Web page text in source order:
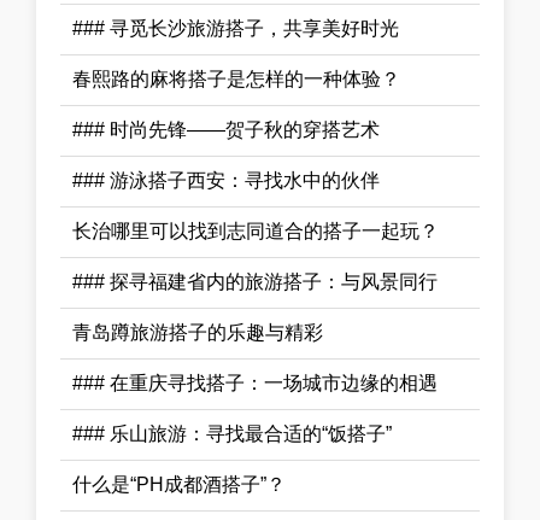
### 寻觅长沙旅游搭子，共享美好时光
春熙路的麻将搭子是怎样的一种体验？
### 时尚先锋——贺子秋的穿搭艺术
### 游泳搭子西安：寻找水中的伙伴
长治哪里可以找到志同道合的搭子一起玩？
### 探寻福建省内的旅游搭子：与风景同行
青岛蹲旅游搭子的乐趣与精彩
### 在重庆寻找搭子：一场城市边缘的相遇
### 乐山旅游：寻找最合适的“饭搭子”
什么是“PH成都酒搭子”？